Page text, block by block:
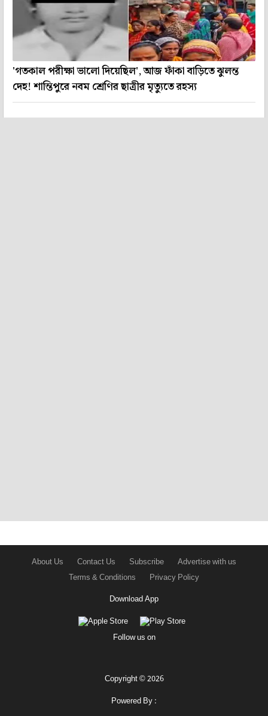
'গতকাল পরীক্ষা ভালো দিয়েছিল', আজ ফাঁকা বাড়িতে ঝুলন্ত
দেহ! শান্তিপুরে নবম শ্রেণির ছাত্রীর মৃত্যুতে রহস্য
About Us Contact Us Subscribe
Advertise with us
Terms & Conditions
Privacy Policy
Download App
Follow us on
Copyright © 2026
Powered By :